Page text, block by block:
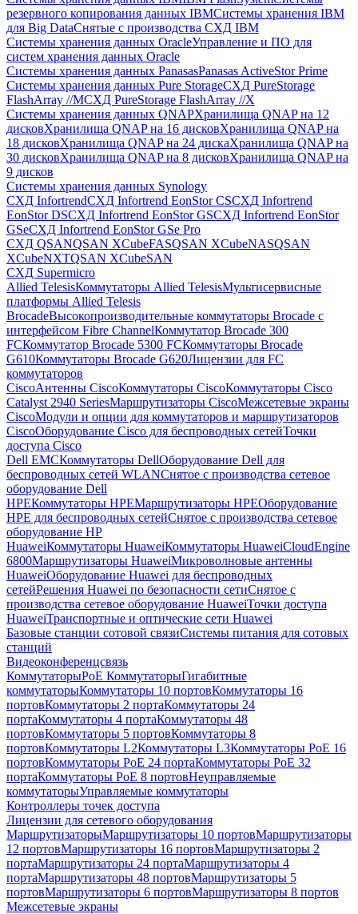
резервного копирования данных IBMСистемы хранения IBM
для Big DataСнятые с производства СХД IBM
Системы хранения данных OracleУправление и ПО для
систем хранения данных Oracle
Системы хранения данных PanasasPanasas ActiveStor Prime
Системы хранения данных Pure StorageСХД PureStorage
FlashArray //MСХД PureStorage FlashArray //X
Системы хранения данных QNAPХранилища QNAP на 12
дисковХранилища QNAP на 16 дисковХранилища QNAP на
18 дисковХранилища QNAP на 24 дискаХранилища QNAP на
30 дисковХранилища QNAP на 8 дисковХранилища QNAP на
9 дисков
Системы хранения данных Synology
СХД InfortrendСХД Infortrend EonStor CSСХД Infortrend
EonStor DSСХД Infortrend EonStor GSСХД Infortrend EonStor
GSeСХД Infortrend EonStor GSe Pro
СХД QSANQSAN XCubeFASQSAN XCubeNASQSAN
XCubeNXTQSAN XCubeSAN
СХД Supermicro
Allied TelesisКоммутаторы Allied TelesisМультисервисные
платформы Allied Telesis
BrocadeВысокопроизводительные коммутаторы Brocade с
интерфейсом Fibre ChannelКоммутатор Brocade 300
FCКоммутатор Brocade 5300 FCКоммутаторы Brocade
G610Коммутаторы Brocade G620Лицензии для FC
коммутаторов
CiscoАнтенны CiscoКоммутаторы CiscoКоммутаторы Cisco
Catalyst 2940 SeriesМаршрутизаторы CiscoМежсетевые экраны
CiscoМодули и опции для коммутаторов и маршрутизаторов
CiscoОборудование Cisco для беспроводных сетейТочки
доступа Cisco
Dell EMCКоммутаторы DellОборудование Dell для
беспроводных сетей WLANСнятое с производства сетевое
оборудование Dell
HPEКоммутаторы HPEМаршрутизаторы HPEОборудование
HPE для беспроводных сетейСнятое с производства сетевое
оборудование HP
HuaweiКоммутаторы HuaweiКоммутаторы HuaweiCloudEngine
6800Маршрутизаторы HuaweiМикроволновые антенны
HuaweiОборудование Huawei для беспроводных
сетейРешения Huawei по безопасности сетиСнятое с
производства сетевое оборудование HuaweiТочки доступа
HuaweiТранспортные и оптические сети Huawei
Базовые станции сотовой связиСистемы питания для сотовых
станций
Видеоконференцсвязь
КоммутаторыPoE КоммутаторыГигабитные
коммутаторыКоммутаторы 10 портовКоммутаторы 16
портовКоммутаторы 2 портаКоммутаторы 24
портаКоммутаторы 4 портаКоммутаторы 48
портовКоммутаторы 5 портовКоммутаторы 8
портовКоммутаторы L2Коммутаторы L3Коммутаторы PoE 16
портовКоммутаторы PoE 24 портаКоммутаторы PoE 32
портаКоммутаторы PoE 8 портовНеуправляемые
коммутаторыУправляемые коммутаторы
Контроллеры точек доступа
Лицензии для сетевого оборудования
МаршрутизаторыМаршрутизаторы 10 портовМаршрутизаторы
12 портовМаршрутизаторы 16 портовМаршрутизаторы 2
портаМаршрутизаторы 24 портаМаршрутизаторы 4
портаМаршрутизаторы 48 портовМаршрутизаторы 5
портовМаршрутизаторы 6 портовМаршрутизаторы 8 портов
Межсетевые экраны